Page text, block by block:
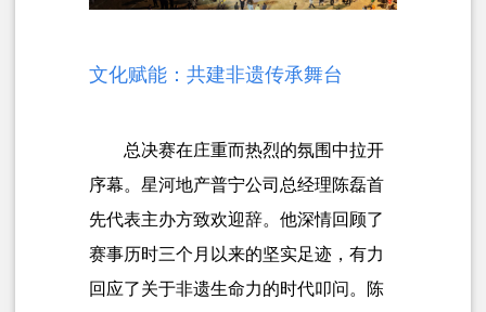
文化赋能：共建非遗传承舞台
总决赛在庄重而热烈的氛围中拉开
序幕。星河地产普宁公司总经理陈磊首
先代表主办方致欢迎辞。他深情回顾了
赛事历时三个月以来的坚实足迹，有力
回应了关于非遗生命力的时代叩问。陈